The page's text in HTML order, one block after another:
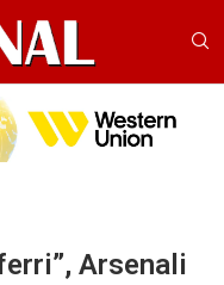
Arsenali